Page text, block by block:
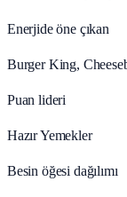
Enerjide öne çıkan
Burger King,
Puan lideri
Hazır Yemekler
Besin öğesi dağılımı